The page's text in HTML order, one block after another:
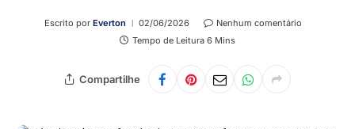
Escrito por Everton 02/06/2026
Nenhum comentário
Tempo de Leitura 6 Mins
Compartilhe